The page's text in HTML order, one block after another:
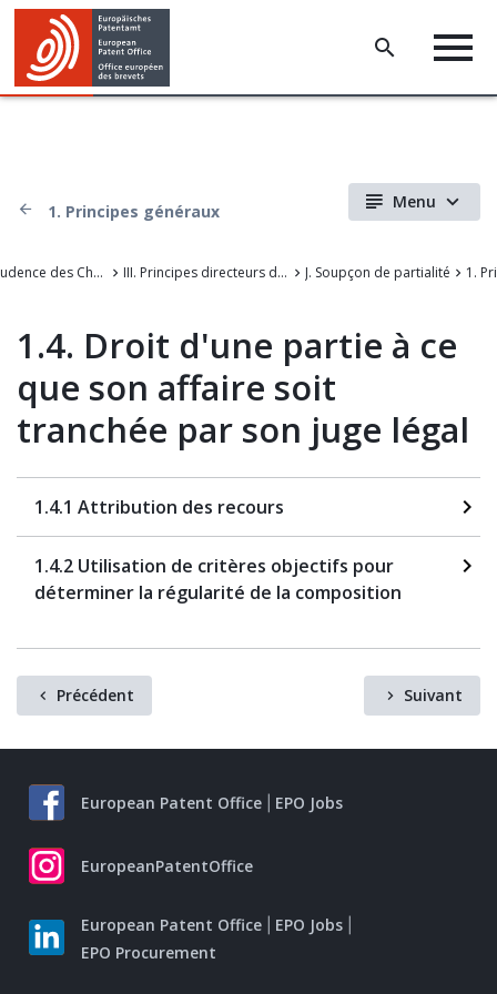
1. Principes généraux Menu
La Jurisprudence des Chambres de recours de l'Office européen des brevets III. Principes directeurs de la procédure devant l'OEB J. Soupçon de partialité 1.
1.4. Droit d'une partie à ce
que son affaire soit
tranchée par son juge légal
1.4.1 Attribution des recours
1.4.2 Utilisation de critères objectifs pour
déterminer la régularité de la composition
Précédent Suivant
European Patent Office EPO Jobs
EuropeanPatentOffice
European Patent Office
EPO Jobs
EPO Procurement